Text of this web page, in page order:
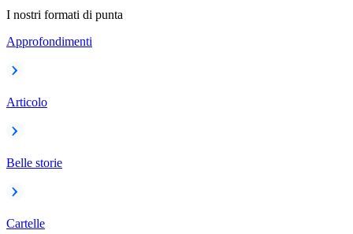
I nostri formati di punta
Approfondimenti
Articolo
Belle storie
Cartelle